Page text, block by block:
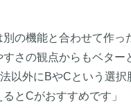
別の機能と合わせて作っ
さの観点からもベター
法以外にBやCという選
とCがおすすめです」